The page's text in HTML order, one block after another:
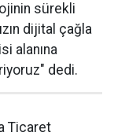
sürekli
dijital çağla
alanına
dedi.
Ticaret